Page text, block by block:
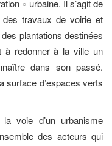
» urbaine. Il s’agit de
travaux de voirie et
plantations destinées
à redonner à la ville un
dans son passé.
surface d’espaces verts
voie d’un urbanisme
des acteurs qui